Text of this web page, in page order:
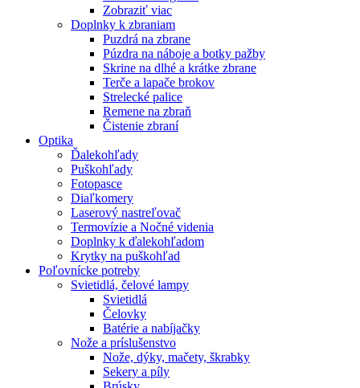
Zobraziť viac
Doplnky k zbraniam
Puzdrá na zbrane
Púzdra na náboje a botky pažby
Skrine na dlhé a krátke zbrane
Terče a lapače brokov
Strelecké palice
Remene na zbraň
Čistenie zbraní
Optika
Ďalekohľady
Puškohľady
Fotopasce
Diaľkomery
Laserový nastreľovač
Termovízie a Nočné videnia
Doplnky k ďalekohľadom
Krytky na puškohľad
Poľovnícke potreby
Svietidlá, čelové lampy
Svietidlá
Čelovky
Batérie a nabíjačky
Nože a príslušenstvo
Nože, dýky, mačety, škrabky
Sekery a píly